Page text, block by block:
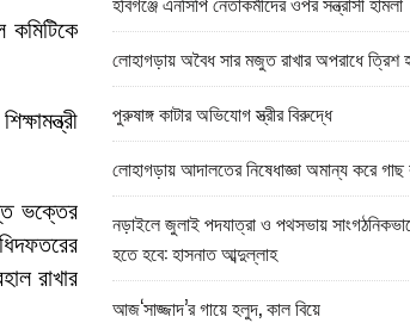
কমিটিকে
ভক্তের
রাখার
লোহাগড়ায় অবৈধ সার মজুত রাখার অপরাধে ত্রিশ
পুরুষাঙ্গ কাটার অভিযোগ স্ত্রীর বিরুদ্ধে
লোহাগড়ায় আদালতের নিষেধাজ্ঞা অমান্য করে গাছ
নড়াইলে জুলাই পদযাত্রা ও পথসভায়
হতে হবে: হাসনাত আব্দুল্লাহ
আজ‘সাজ্জাদ’র গায়ে হলুদ, কাল বিয়ে